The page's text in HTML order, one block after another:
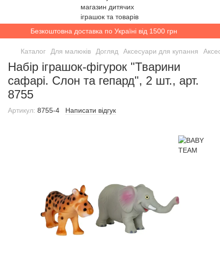
Безкоштовна доставка по Україні від 1500 грн
Каталог Для малюків Догляд Аксесуари для купання
Набір іграшок-фігурок "Тварини
сафарі. Слон та гепард", 2 шт., арт.
8755
Артикул: 8755-4 Написати відгук